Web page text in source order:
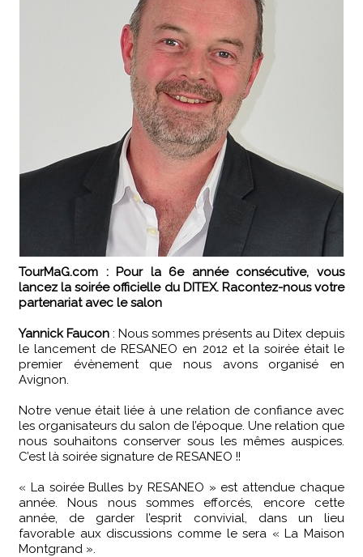
TourMaG.com : Pour la 6e année consécutive, vous
lancez la soirée officielle du DITEX. Racontez-nous votre
partenariat avec le salon
Yannick Faucon : Nous sommes présents au Ditex depuis
le lancement de RESANEO en 2012 et la soirée était le
premier évènement que nous avons organisé en
Avignon.
Notre venue était liée à une relation de confiance avec
les organisateurs du salon de l’époque. Une relation que
nous souhaitons conserver sous les mêmes auspices.
C’est là soirée signature de RESANEO !!
« La soirée Bulles by RESANEO » est attendue chaque
année. Nous nous sommes efforcés, encore cette
année, de garder l’esprit convivial, dans un lieu
favorable aux discussions comme le sera « La Maison
Montgrand ».